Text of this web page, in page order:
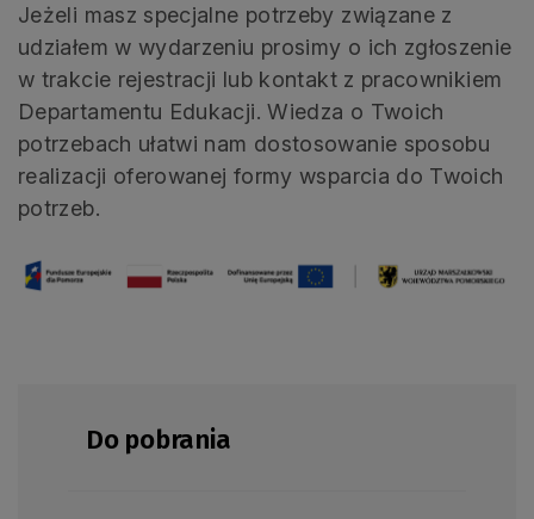
Jeżeli masz specjalne potrzeby związane z
udziałem w wydarzeniu prosimy o ich zgłoszenie
w trakcie rejestracji lub kontakt z pracownikiem
Departamentu Edukacji. Wiedza o Twoich
potrzebach ułatwi nam dostosowanie sposobu
realizacji oferowanej formy wsparcia do Twoich
potrzeb.
Do pobrania